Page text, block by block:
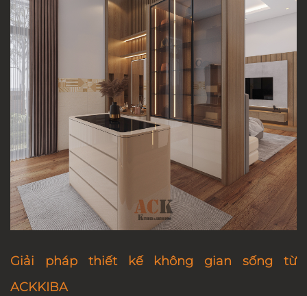
Giải pháp thiết kế không gian sống từ
ACKKIBA